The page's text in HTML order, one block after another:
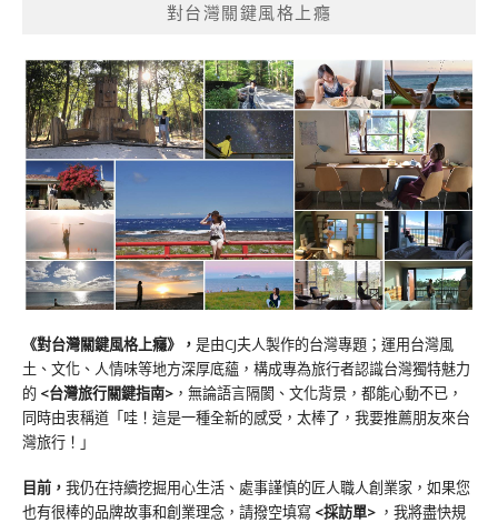
對台灣關鍵風格上癮
《對台灣關鍵風格上癮》 ， 是由CJ夫人製作的台灣專題；運用台灣風
土、文化、人情味等地方深厚底蘊，構成專為旅行者認識台灣獨特魅力
的 <台灣旅行關鍵指南> ，無論語言隔閡、文化背景，都能心動不已，
同時由衷稱道「哇！這是一種全新的感受，太棒了，我要推薦朋友來台
灣旅行！」
目前， 我仍在持續挖掘用心生活、處事謹慎的匠人職人創業家，如果您
也有很棒的品牌故事和創業理念，請撥空填寫 <採訪單> ，我將盡快規